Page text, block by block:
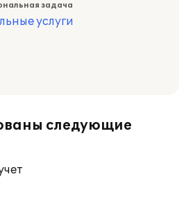
задача
услуги
следующие